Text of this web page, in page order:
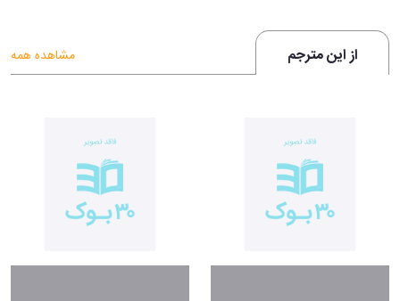
از این مترجم مشاهده همه